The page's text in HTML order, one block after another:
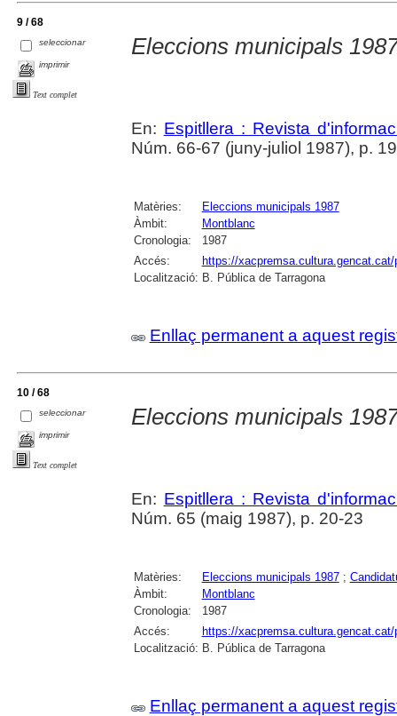
9 / 68
seleccionar
imprimir
Text complet
Eleccions municipals
En: Espitllera : Revista
Núm. 66-67 (juny-juliol 1987), p.
Matèries:
Eleccions municipals 1987
Àmbit:
Montblanc
Cronologia:
1987
Accés:
https://
Localització: B. Pública de Tarragona
Enllaç permanent a aquest
10 / 68
seleccionar
imprimir
Text complet
Eleccions municipals
En: Espitllera : Revista
Núm. 65 (maig 1987), p. 20-23
Matèries: Eleccions municipals 1987;
Àmbit:
Montblanc
Cronologia:
1987
Accés:
https://
Localització: B. Pública de Tarragona
Enllaç permanent a aquest